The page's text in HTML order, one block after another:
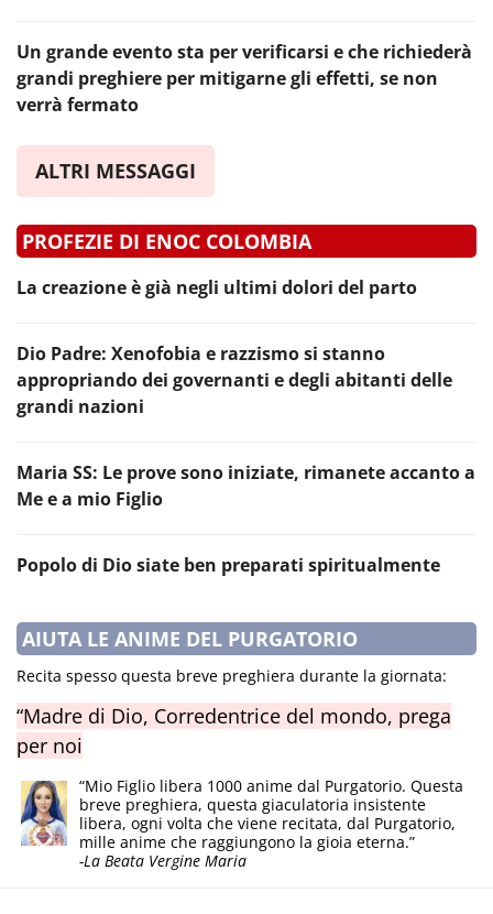
Un grande evento sta per verificarsi e che richiederà
grandi preghiere per mitigarne gli effetti, se non
verrà fermato
ALTRI MESSAGGI
PROFEZIE DI ENOC COLOMBIA
La creazione è già negli ultimi dolori del parto
Dio Padre: Xenofobia e razzismo si stanno
appropriando dei governanti e degli abitanti delle
grandi nazioni
Maria SS: Le prove sono iniziate, rimanete accanto a
Me e a mio Figlio
Popolo di Dio siate ben preparati spiritualmente
AIUTA LE ANIME DEL PURGATORIO
Recita spesso questa breve preghiera durante la giornata:
“Madre di Dio, Corredentrice del mondo, prega
per noi
“Mio Figlio libera 1000 anime dal Purgatorio. Questa
breve preghiera, questa giaculatoria insistente
libera, ogni volta che viene recitata, dal Purgatorio,
mille anime che raggiungono la gioia eterna.”
-La Beata Vergine Maria